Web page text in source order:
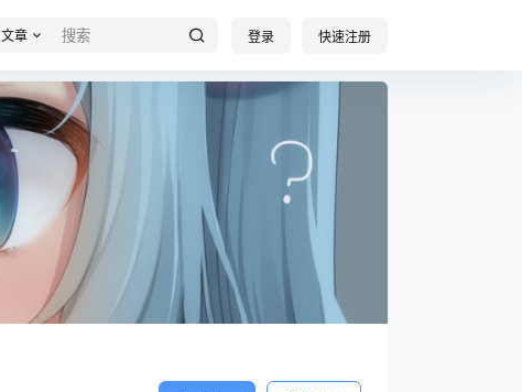
文章 登录 快速注册